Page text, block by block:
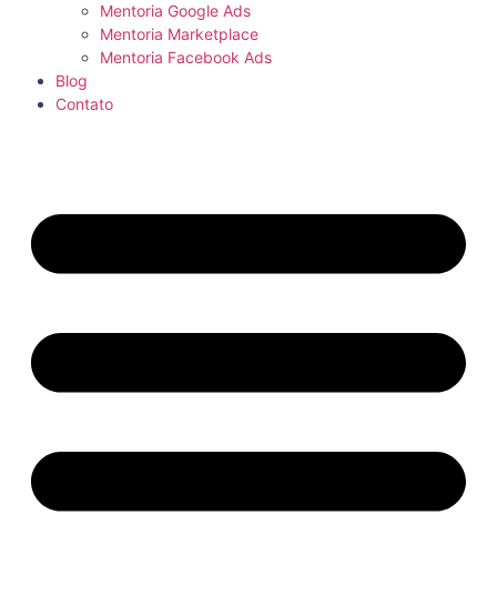
Mentoria Google Ads
Mentoria Marketplace
Mentoria Facebook Ads
Blog
Contato